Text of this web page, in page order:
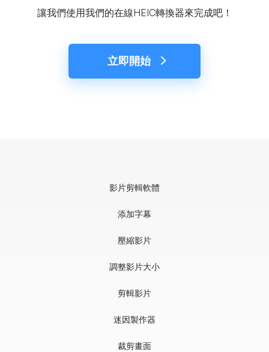
讓我們使用我們的在線HEIC轉換器來完成吧！
立即開始
影片剪輯軟體
添加字幕
壓縮影片
調整影片大小
剪輯影片
迷因製作器
裁剪畫面